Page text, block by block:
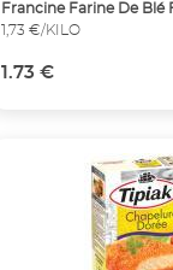
Francine Farine De Blé
1,73 €/KILO
1.73 €